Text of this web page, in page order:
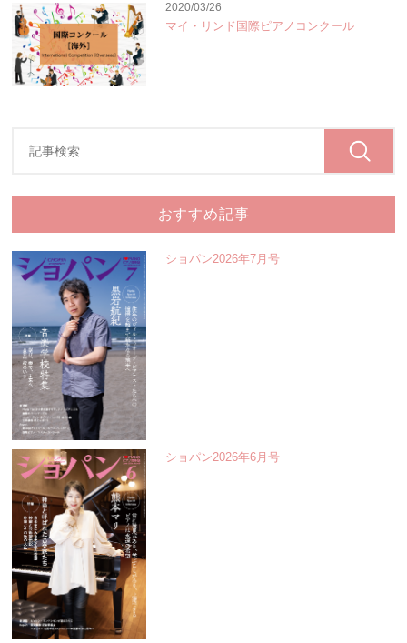
2020/03/26
マイ・リンド国際ピアノコンクール
おすすめ記事
ショパン2026年7月号
ショパン2026年6月号